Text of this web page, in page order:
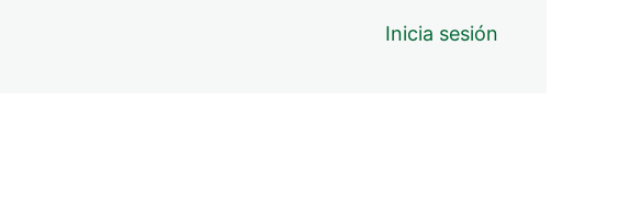
Inicia sesión